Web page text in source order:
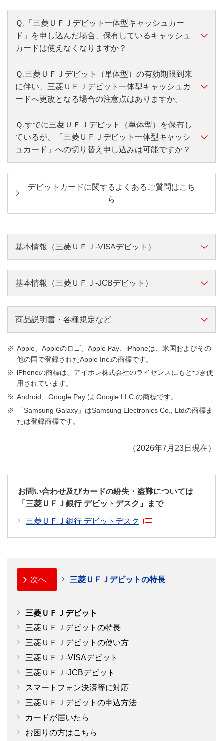
Ｑ.「三菱ＵＦＪデビット一体型キャッシュカー
ド」を申し込んだ場合、保有しているキャッシュ
カードは使えなくなりますか？
お手元にあるキャッシュカード（旧カード）は、お届け
する新しいカードのキャッシュカード機能をご利用いた
だくか、または新しいカードの発行から3ヵ月後の月末
Ｑ.三菱ＵＦＪデビット（単体型）の有効期限到来
に伴い、三菱ＵＦＪデビット一体型キャッシュカ
ードへ更改となる場合の注意点はありますか。
・三菱ＵＦＪデビット一体型キャッシュカードの発行
新カードは、原則（*）キャッシュカードとデビット機能
が一体となった「三菱ＵＦＪデビット一体型キャッシュ
今まで、キャッシュカードと三菱ＵＦＪデビット（単体
型）をそれぞれお持ちいただいていたものが1枚のカー
ドになります。
れます。
くわしくはこちら
・お手元のキャッシュカードのご利用可能期間
三菱ＵＦＪデビット一体型キャッシュカードの発行に伴
い、お手元のキャッシュカードはデビットカード有効期
をお受け取りください。
・カードのデザイン
現在お持ちのキャッシュカードや三菱ＵＦＪデビット
（単体型）のカードデザインに関わらず、一律下記デザ
イン（赤色のみ）になります。
キャラクターデザインはありません。
Ｑ.すでに三菱ＵＦＪデビット（単体型）を保有し
ているが、「三菱ＵＦＪデビット一体型キャッシ
ュカード」への切り替え申し込みは可能ですか？
有効期限到来に伴う更改発行時に三菱ＵＦＪデビット一
体型キャッシュカードへ切り替わりますので、有効期限
到来をお待ちください。なお、お手元のキャッシュカー
ります。
くわしくはこちら
デビットカードに関するよくあるご質問はこち
ら
基本情報（三菱ＵＦＪ-VISAデビット）
お申し込みいただける方
カード種類
お客さまのご契約状況によってはお申し込みいただ
けない場合がございます。
年会費
無料
ご利用方法
基本情報（三菱ＵＦＪ-JCBデビット）
お申し込みいただける方
き口座ではお申し込みいただくことはできません）
15歳以上（中学生は除きます）
日本国内に居住されているお客さま
カード種類
けない場合がございます。
年会費
商品説明書・各種規定など
三菱ＵＦＪ-VISAデビット（単体型）商品説明書
（294KB）
三菱ＵＦＪ-JCBデビット（単体型）商品説明書
（284KB）
三菱ＵＦＪ-VISAデビット一体型キャッシュカード
商品説明書
三菱ＵＦＪデビット会員規約・関連規定
（520KB）
三菱ＵＦＪデビット一体型キャッシュカード特約
三菱ＵＦＪデビット留意事項
（171KB）
三菱ＵＦＪ-VISA デビット Wallet サービス利用規約
三菱ＵＦＪ-VISAデビット保険のしおり
（646KB）
三菱ＵＦＪ-JCBデビット保険のご案内
Apple、Appleのロゴ、Apple Pay、iPhoneは、米国およびその
他の国で登録されたApple Inc.の商標です。
iPhoneの商標は、アイホン株式会社のライセンスにもとづき使
用されています。
Android、Google Pay は Google LLC の商標です。
「Samsung Galaxy」はSamsung Electronics Co., Ltdの商標ま
たは登録商標です。
（2026年7月23日現在）
お問い合わせ及びカードの紛失・盗難については
「三菱ＵＦＪ銀行 デビットデスク」まで
三菱ＵＦＪ銀行 デビットデスク
次へ 三菱ＵＦＪデビットの特長
三菱ＵＦＪデビット
三菱ＵＦＪデビットの特長
三菱ＵＦＪデビットの使い方
三菱ＵＦＪ-VISAデビット
三菱ＵＦＪ-JCBデビット
スマートフォン決済等に対応
三菱ＵＦＪデビットの申込方法
カードが届いたら
お困りの方はこちら